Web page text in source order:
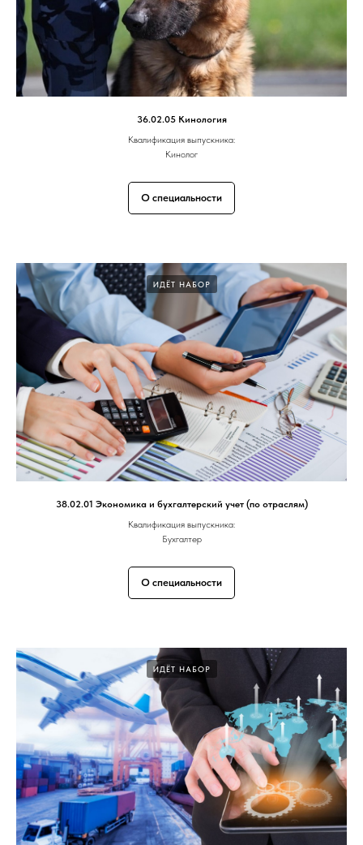
36.02.05 Кинология
Квалификация выпускника:
Кинолог
О специальности
ИДЁТ НАБОР
38.02.01 Экономика и бухгалтерский учет (по отраслям)
Квалификация выпускника:
Бухгалтер
О специальности
ИДЁТ НАБОР